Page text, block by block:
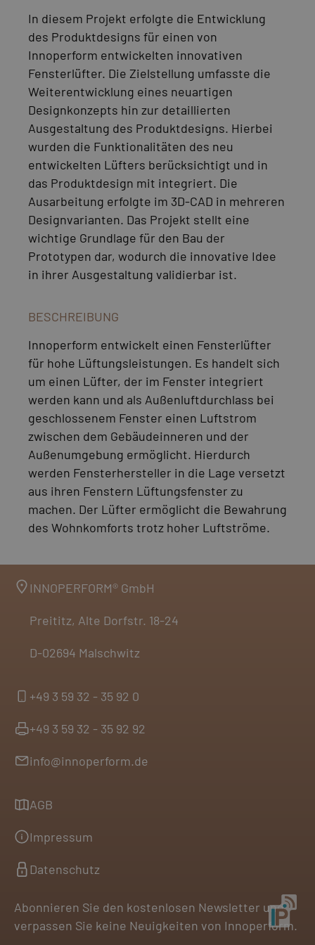
In diesem Projekt erfolgte die Entwicklung
des Produktdesigns für einen von
Innoperform entwickelten innovativen
Fensterlüfter. Die Zielstellung umfasste die
Weiterentwicklung eines neuartigen
Designkonzepts hin zur detaillierten
Ausgestaltung des Produktdesigns. Hierbei
wurden die Funktionalitäten des neu
entwickelten Lüfters berücksichtigt und in
das Produktdesign mit integriert. Die
Ausarbeitung erfolgte im 3D-CAD in mehreren
Designvarianten. Das Projekt stellt eine
wichtige Grundlage für den Bau der
Prototypen dar, wodurch die innovative Idee
in ihrer Ausgestaltung validierbar ist.
BESCHREIBUNG
Innoperform entwickelt einen Fensterlüfter
für hohe Lüftungsleistungen. Es handelt sich
um einen Lüfter, der im Fenster integriert
werden kann und als Außenluftdurchlass bei
geschlossenem Fenster einen Luftstrom
zwischen dem Gebäudeinneren und der
Außenumgebung ermöglicht. Hierdurch
werden Fensterhersteller in die Lage versetzt
aus ihren Fenstern Lüftungsfenster zu
machen. Der Lüfter ermöglicht die Bewahrung
des Wohnkomforts trotz hoher Luftströme.
INNOPERFORM® GmbH
Preititz, Alte Dorfstr. 18-24
D-02694 Malschwitz
+49 3 59 32 - 35 92 0
+49 3 59 32 - 35 92 92
info@innoperform.de
AGB
Impressum
Datenschutz
Abonnieren Sie den kostenlosen Newsletter und
verpassen Sie keine Neuigkeiten von Innoperform.